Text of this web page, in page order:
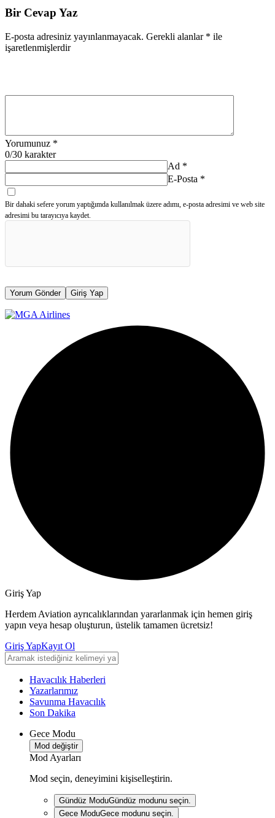
Bir Cevap Yaz
E-posta adresiniz yayınlanmayacak. Gerekli alanlar * ile
işaretlenmişlerdir
Yorumunuz *
0/30 karakter
Ad *
E-Posta *
Bir dahaki sefere yorum yaptığımda kullanılmak üzere adımı, e-posta adresimi ve web site
adresimi bu tarayıcıya kaydet.
Yorum Gönder Giriş Yap
Giriş Yap
Herdem Aviation ayrıcalıklarından yararlanmak için hemen giriş
yapın veya hesap oluşturun, üstelik tamamen ücretsiz!
Giriş YapKayıt Ol
Havacılık Haberleri
Yazarlarımız
Savunma Havacılık
Son Dakika
Gece Modu
Mod değiştir
Mod Ayarları
Mod seçin, deneyimini kişiselleştirin.
Gündüz ModuGündüz modunu seçin.
Gece ModuGece modunu seçin.